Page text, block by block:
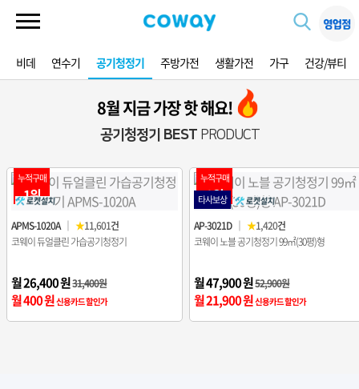
비데 연수기 공기청정기 주방가전 생활가전 가구 건강/뷰티
8월 지금 가장 핫 해요!
공기청정기 BESTPRODUCT
누적구매
1위
APMS-1020A ★11,601건
코웨이 듀얼클린 가습공기청정기
월 26,400 원31,400원
월 400 원신용카드 할인가
누적구매
2위
타사보상
AP-3021D ★1,420건
코웨이 노블 공기청정기 99㎡(30평)형
월 47,900 원52,900원
월 21,900 원신용카드 할인가